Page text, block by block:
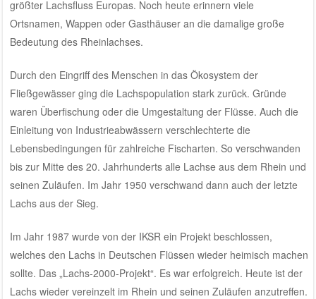
größter Lachsfluss Europas. Noch heute erinnern viele
Ortsnamen, Wappen oder Gasthäuser an die damalige große
Bedeutung des Rheinlachses.
Durch den Eingriff des Menschen in das Ökosystem der
Fließgewässer ging die Lachspopulation stark zurück. Gründe
waren Überfischung oder die Umgestaltung der Flüsse. Auch die
Einleitung von Industrieabwässern verschlechterte die
Lebensbedingungen für zahlreiche Fischarten. So verschwanden
bis zur Mitte des 20. Jahrhunderts alle Lachse aus dem Rhein und
seinen Zuläufen. Im Jahr 1950 verschwand dann auch der letzte
Lachs aus der Sieg.
Im Jahr 1987 wurde von der IKSR ein Projekt beschlossen,
welches den Lachs in Deutschen Flüssen wieder heimisch machen
sollte. Das „Lachs-2000-Projekt“. Es war erfolgreich. Heute ist der
Lachs wieder vereinzelt im Rhein und seinen Zuläufen anzutreffen.